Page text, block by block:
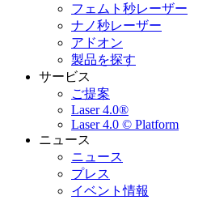
フェムト秒レーザー
ナノ秒レーザー
アドオン
製品を探す
サービス
ご提案
Laser 4.0®
Laser 4.0 © Platform
ニュース
ニュース
プレス
イベント情報